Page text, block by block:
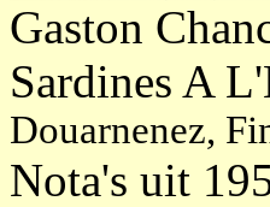
Gaston
Sardines A
Douarnenez,
Nota's uit